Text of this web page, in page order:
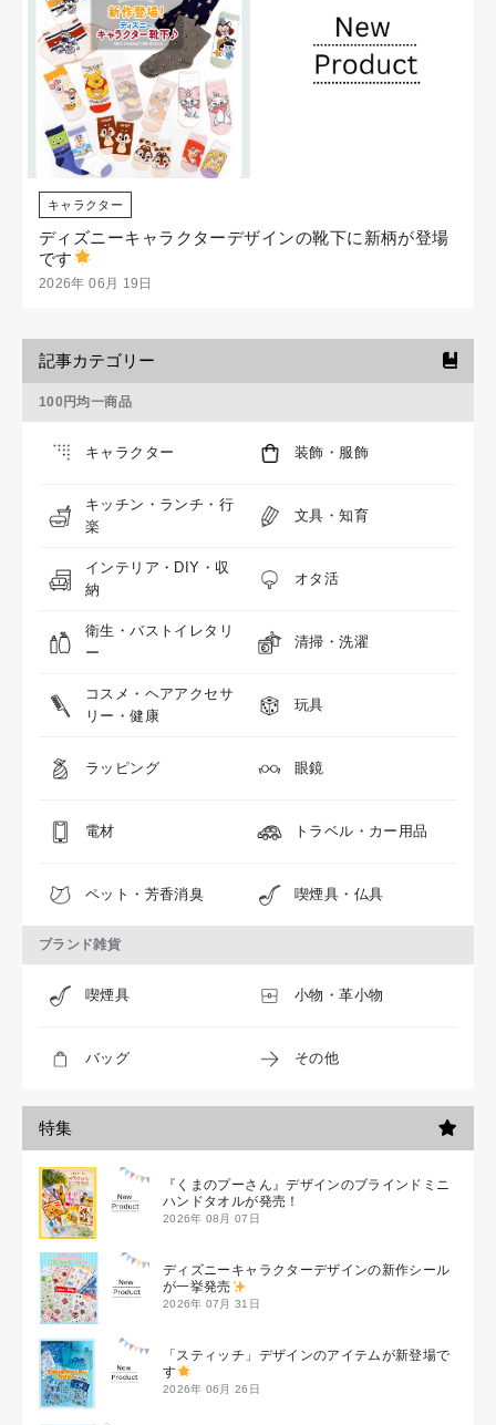
キャラクター
ディズニーキャラクターデザインの靴下に新柄が登場
です
2026年 06月 19日
記事カテゴリー
100円均一商品
キャラクター 装飾・服飾
キッチン・ランチ・行
楽
文具・知育
インテリア・DIY・収
納
オタ活
衛生・バストイレタリ
ー
清掃・洗濯
コスメ・ヘアアクセサ
リー・健康
玩具
ラッピング 眼鏡
電材 トラベル・カー用品
ペット・芳香消臭 喫煙具・仏具
ブランド雑貨
喫煙具 小物・革小物
バッグ その他
特集
『くまのプーさん』デザインのブラインドミニ
ハンドタオルが発売！
2026年 08月 07日
ディズニーキャラクターデザインの新作シール
が一挙発売
2026年 07月 31日
「スティッチ」デザインのアイテムが新登場で
す
2026年 06月 26日